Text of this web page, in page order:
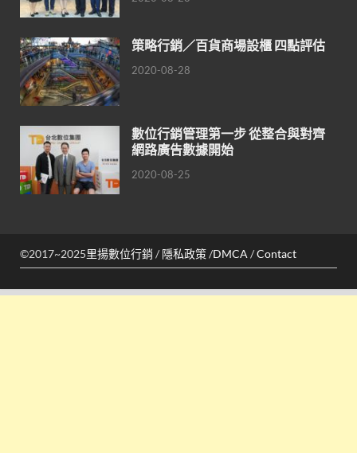
策略行銷／百貨商場設櫃 四點評估
2020-08-28
數位行銷管理第一步 從整合與對齊
網路廣告數據開始
2020-08-25
©2017~2025里揚數位行銷 / 隱私政策/DMCA /Contact